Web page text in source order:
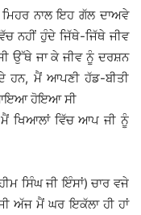
ਨਾਲ ਇਹ ਗੱਲ ਦਾਅਵੇ
ਨਹੀਂ ਹੁੰਦੇ ਜਿੱਥੇ-ਜਿੱਥੇ ਜੀਵ
ਉੱਥੇ ਜਾ ਕੇ ਜੀਵ ਨੂੰ ਦਰਸ਼ਨ
ਹਨ, ਮੈਂ ਆਪਣੀ ਹੱਡ-ਬੀਤੀ
ਆਇਆ ਹੋਇਆ ਸੀ
ਖਿਆਲਾਂ ਵਿੱਚ ਆਪ ਜੀ ਨੂੰ
ਸਿੰਘ ਜੀ ਇੰਸਾਂ) ਚਾਰ ਵਜੇ
ਅੱਜ ਮੈਂ ਘਰ ਇਕੱਲਾ ਹੀ ਹਾਂ